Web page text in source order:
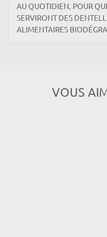
AU QUOTIDIEN, POUR
SERVIRONT DES
ALIMENTAIRES
VOUS